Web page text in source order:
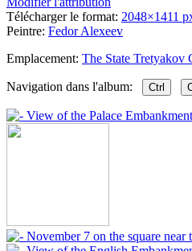
Télécharger le format: 2048×1411
Peintre: Fedor Alexeev
Emplacement: The State Tretyakov
Navigation dans l'album: Ctrl